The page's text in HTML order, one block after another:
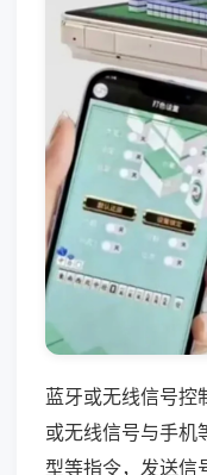
蓝牙或无线信号控
或无线信号与手机
型等指令，发送信